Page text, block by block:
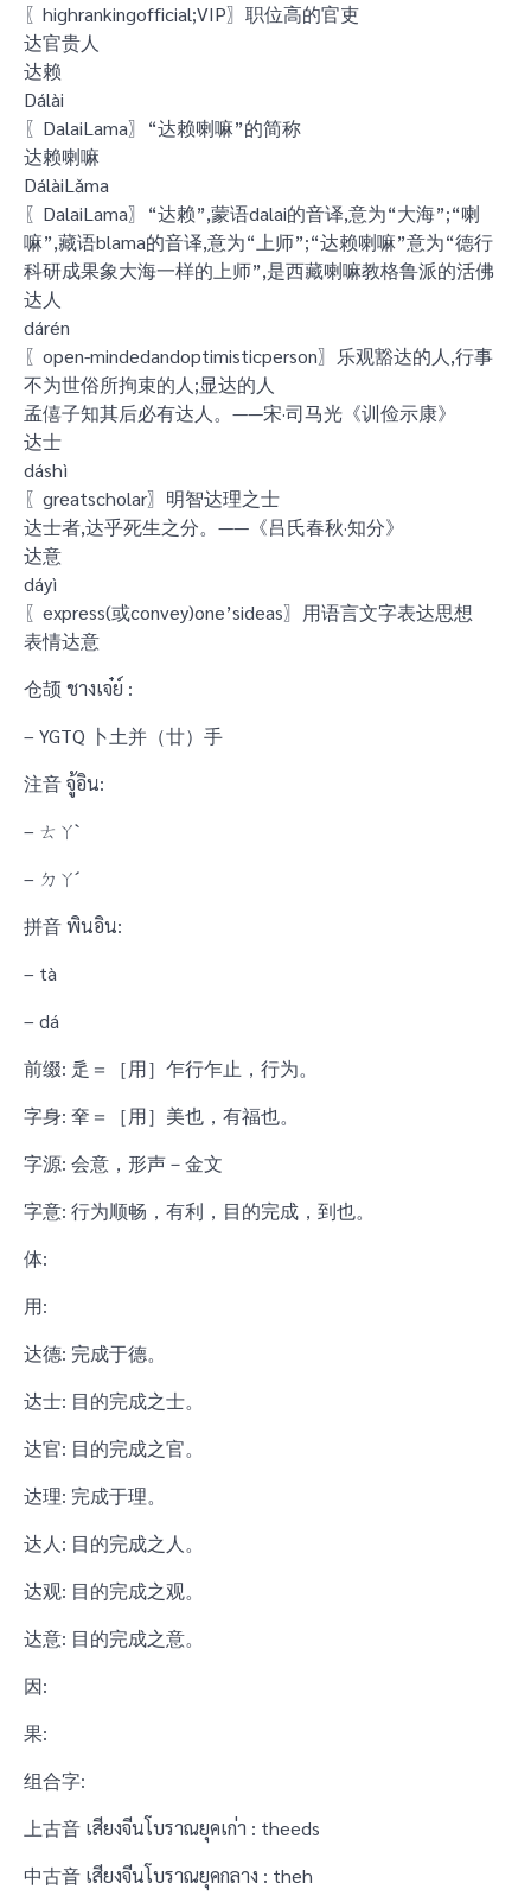
〖highrankingofficial;VIP〗职位高的官吏
达官贵人
达赖
Dálài
〖DalaiLama〗“达赖喇嘛”的简称
达赖喇嘛
DálàiLǎma
〖DalaiLama〗“达赖”,蒙语dalai的音译,意为“大海”;“喇
嘛”,藏语blama的音译,意为“上师”;“达赖喇嘛”意为“德行
科研成果象大海一样的上师”,是西藏喇嘛教格鲁派的活佛
达人
dárén
〖open-mindedandoptimisticperson〗乐观豁达的人,行事
不为世俗所拘束的人;显达的人
孟僖子知其后必有达人。——宋·司马光《训俭示康》
达士
dáshì
〖greatscholar〗明智达理之士
达士者,达乎死生之分。——《吕氏春秋·知分》
达意
dáyì
〖express(或convey)one’sideas〗用语言文字表达思想
表情达意
仓颉 ชางเจ๋ย์ :
– YGTQ 卜土并（廿）手
注音 จู้อิน:
– ㄊㄚˋ
– ㄉㄚˊ
拼音 พินอิน:
– tà
– dá
前缀: 辵＝［用］乍行乍止，行为。
字身: 羍＝［用］美也，有福也。
字源: 会意，形声－金文
字意: 行为顺畅，有利，目的完成，到也。
体:
用:
达德: 完成于德。
达士: 目的完成之士。
达官: 目的完成之官。
达理: 完成于理。
达人: 目的完成之人。
达观: 目的完成之观。
达意: 目的完成之意。
因:
果:
组合字:
上古音 เสียงจีนโบราณยุคเก่า : theeds
中古音 เสียงจีนโบราณยุคกลาง : theh